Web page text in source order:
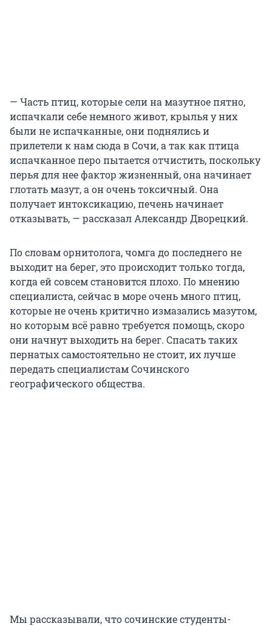
— Часть птиц, которые сели на мазутное пятно,
испачкали себе немного живот, крылья у них
были не испачканные, они поднялись и
прилетели к нам сюда в Сочи, а так как птица
испачканное перо пытается отчистить, поскольку
перья для нее фактор жизненный, она начинает
глотать мазут, а он очень токсичный. Она
получает интоксикацию, печень начинает
отказывать, — рассказал Александр Дворецкий.
По словам орнитолога, чомга до последнего не
выходит на берег, это происходит только тогда,
когда ей совсем становится плохо. По мнению
специалиста, сейчас в море очень много птиц,
которые не очень критично измазались мазутом,
но которым всё равно требуется помощь, скоро
они начнут выходить на берег. Спасать таких
пернатых самостоятельно не стоит, их лучше
передать специалистам Сочинского
географического общества.
Мы рассказывали, что сочинские студенты-